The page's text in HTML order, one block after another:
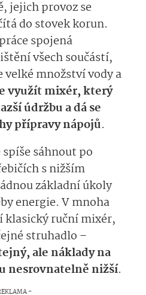
jejich provoz se
do stovek korun.
spojená
všech součástí,
velké množství vody a
využít mixér, který
údržbu a dá se
přípravy nápojů.
sáhnout po
s nižším
základní úkoly
energie. V mnoha
klasický ruční mixér,
struhadlo –
ale náklady na
nesrovnatelně nižší.